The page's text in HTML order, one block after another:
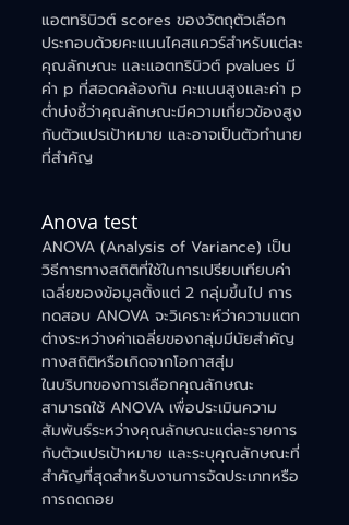
แอตทริบิวต์ scores ของวัตถุตัวเลือก
ประกอบด้วยคะแนนไคสแควร์สำหรับแต่ละ
คุณลักษณะ และแอตทริบิวต์ pvalues มี
ค่า p ที่สอดคล้องกัน คะแนนสูงและค่า p
ต่ำบ่งชี้ว่าคุณลักษณะมีความเกี่ยวข้องสูง
กับตัวแปรเป้าหมาย และอาจเป็นตัวทำนาย
ที่สำคัญ
Anova test
ANOVA (Analysis of Variance) เป็น
วิธีการทางสถิติที่ใช้ในการเปรียบเทียบค่า
เฉลี่ยของข้อมูลตั้งแต่ 2 กลุ่มขึ้นไป การ
ทดสอบ ANOVA จะวิเคราะห์ว่าความแตก
ต่างระหว่างค่าเฉลี่ยของกลุ่มมีนัยสำคัญ
ทางสถิติหรือเกิดจากโอกาสสุ่ม
ในบริบทของการเลือกคุณลักษณะ
สามารถใช้ ANOVA เพื่อประเมินความ
สัมพันธ์ระหว่างคุณลักษณะแต่ละรายการ
กับตัวแปรเป้าหมาย และระบุคุณลักษณะที่
สำคัญที่สุดสำหรับงานการจัดประเภทหรือ
การถดถอย